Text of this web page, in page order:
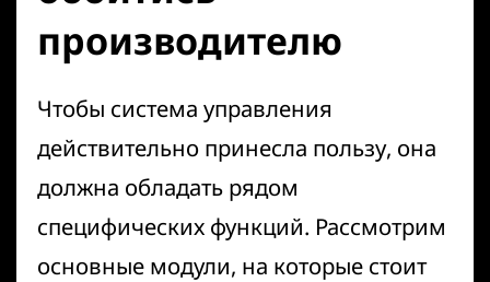
производителю
Чтобы система управления
действительно принесла пользу, она
должна обладать рядом
специфических функций. Рассмотрим
основные модули, на которые стоит